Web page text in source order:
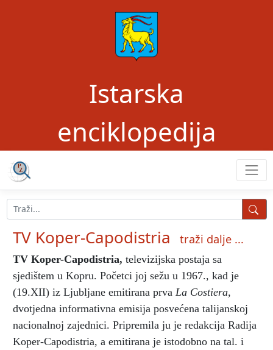
Istarska
enciklopedija
TV Koper-Capodistria traži dalje ...
TV Koper-Capodistria, televizijska postaja sa
sjedištem u Kopru. Početci joj sežu u 1967., kad je
(19.XII) iz Ljubljane emitirana prva La Costiera,
dvotjedna informativna emisija posvećena talijanskoj
nacionalnoj zajednici. Pripremila ju je redakcija Radija
Koper-Capodistria, a emitirana je istodobno na tal. i